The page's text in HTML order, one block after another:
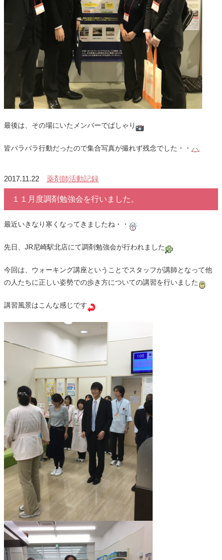
最後は、その場にいたメンバーでぱしゃり
皆バラバラ行動だったので集合写真が撮れず残念でした・・
2017.11.22 薬剤師活動記録
１１月度調剤勉強会を行いました。
最近いきなり寒くなってきましたね・・
先日、JR尼崎駅北店にて調剤勉強会が行われました
今回は、ウォーキング講座ということでスタッフが講師となって他
の人たちに正しい姿勢での歩き方についての講習を行いました
講習風景はこんな感じです